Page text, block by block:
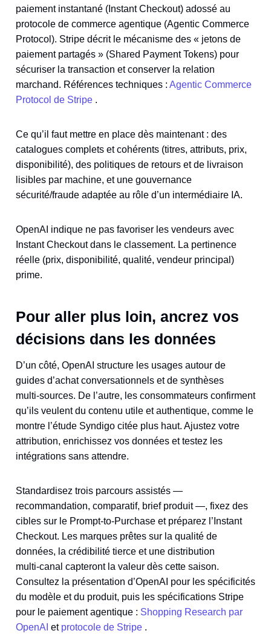
paiement instantané (Instant Checkout) adossé au
protocole de commerce agentique (Agentic Commerce
Protocol). Stripe décrit le mécanisme des « jetons de
paiement partagés » (Shared Payment Tokens) pour
sécuriser la transaction et conserver la relation
marchand. Références techniques : Agentic Commerce
Protocol de Stripe .
Ce qu’il faut mettre en place dès maintenant : des
catalogues complets et cohérents (titres, attributs, prix,
disponibilité), des politiques de retours et de livraison
lisibles par machine, et une gouvernance
sécurité/fraude adaptée au rôle d’un intermédiaire IA.
OpenAI indique ne pas favoriser les vendeurs avec
Instant Checkout dans le classement. La pertinence
réelle (prix, disponibilité, qualité, vendeur principal)
prime.
Pour aller plus loin, ancrez vos
décisions dans les données
D’un côté, OpenAI structure les usages autour de
guides d’achat conversationnels et de synthèses
multi‑sources. De l’autre, les consommateurs confirment
qu’ils veulent du contenu utile et authentique, comme le
montre l’étude Syndigo citée plus haut. Ajustez votre
attribution, enrichissez vos données et testez les
intégrations sans attendre.
Standardisez trois parcours assistés —
recommandation, comparatif, brief produit —, fixez des
cibles sur le Prompt‑to‑Purchase et préparez l’Instant
Checkout. Les marques prêtes sur la qualité de
données, la crédibilité tierce et une distribution
multi‑canal capteront la valeur dès cette saison.
Consultez la présentation d’OpenAI pour les spécificités
du modèle et du produit, puis les spécifications Stripe
pour le paiement agentique : Shopping Research par
OpenAI et protocole de Stripe .